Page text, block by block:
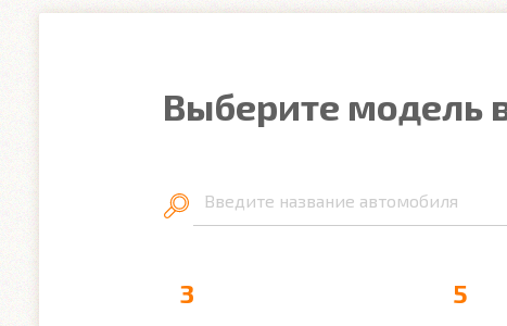
Выберите модель
Введите название автомобиля
3 5